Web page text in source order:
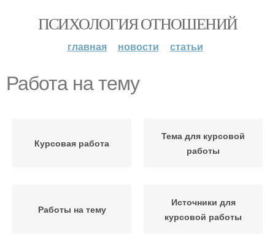
ПСИХОЛОГИЯ ОТНОШЕНИЙ
главная новости статьи
Работа на тему
Курсовая работа
Тема для курсовой
работы
Работы на тему
Источники для
курсовой работы